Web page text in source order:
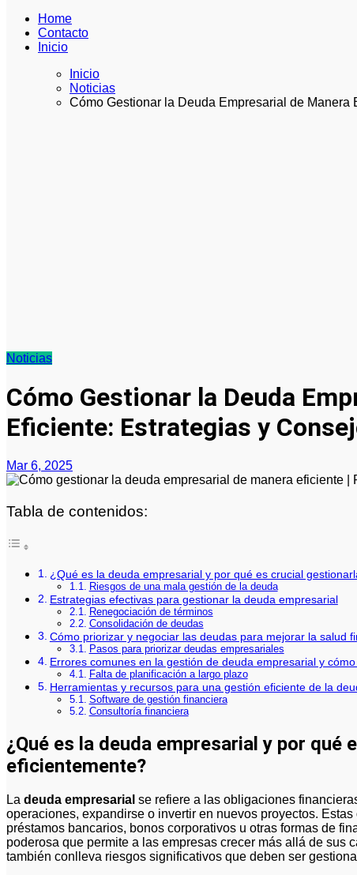
Home
Contacto
Inicio
Inicio
Noticias
Cómo Gestionar la Deuda Empresarial de Manera
Noticias
Cómo Gestionar la Deuda
Eficiente: Estrategias y
Mar 6, 2025
Tabla de contenidos:
¿Qué es la deuda empresarial y por qué es crucial
Riesgos de una mala gestión de la deuda
Estrategias efectivas para gestionar la deuda empresarial
Renegociación de términos
Consolidación de deudas
Cómo priorizar y negociar las deudas para mejorar la salud
Pasos para priorizar deudas empresariales
Errores comunes en la gestión de deuda empresarial y
Falta de planificación a largo plazo
Herramientas y recursos para una gestión eficiente de la
Software de gestión financiera
Consultoría financiera
¿Qué es la deuda empresarial y por qué
eficientemente?
La deuda empresarial se refiere a las obligaciones
operaciones, expandirse o invertir en nuevos proyectos.
préstamos bancarios, bonos corporativos u otras formas de
poderosa que permite a las empresas crecer más allá de sus
también conlleva riesgos significativos que deben ser